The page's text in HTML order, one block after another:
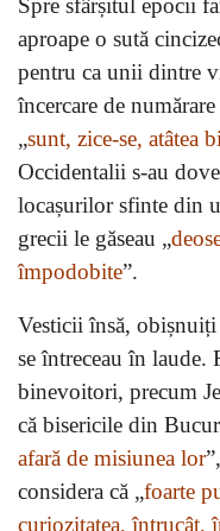
Spre sfârșitul epocii
aproape o sută
pentru ca unii dintre
încercare de
„sunt, zice-se, atâtea
Occidentalii s-au
locașurilor sfinte din
grecii le găseau „
împodobite”.
Vesticii însă, obișnuiți
se întreceau în laude.
binevoitori, precum
că bisericile din
afară de misiunea lor
considera că „foarte
curiozitatea, întrucât,